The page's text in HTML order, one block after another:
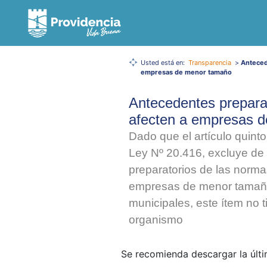
Usted está en: Transparencia >
empresas de menor tamaño
Antecedentes
afecten a empresas
Dado que el artículo
Ley Nº 20.416, excluye
preparatorios de las
empresas de menor
municipales, este ítem no
organismo
Se recomienda descargar la